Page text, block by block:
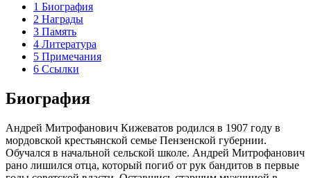
1 Биография
2 Награды
3 Память
4 Литература
5 Примечания
6 Ссылки
Биография
Андрей Митрофанович Кижеватов родился в 1907 году в
мордовской крестьянской семье Пензенской губернии.
Обучался в начальной сельской школе. Андрей Митрофанович
рано лишился отца, который погиб от рук бандитов в первые